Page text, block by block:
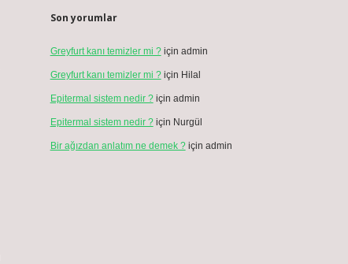
Son yorumlar
Greyfurt kanı temizler mi ?için admin
Greyfurt kanı temizler mi ?için Hilal
Epitermal sistem nedir ?için admin
Epitermal sistem nedir ?için Nurgül
Bir ağızdan anlatım ne demek ?için admin